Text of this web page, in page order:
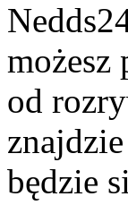
możesz
od
będzie